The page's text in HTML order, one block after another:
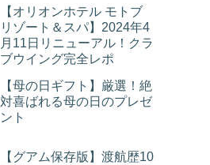
【オリオンホテル モトブ
リゾート＆スパ】2024年4
月11日リニューアル！クラ
ブウイング完全レポ
【母の日ギフト】厳選！絶
対喜ばれる母の日のプレゼ
ント
【グアム保存版】渡航歴10